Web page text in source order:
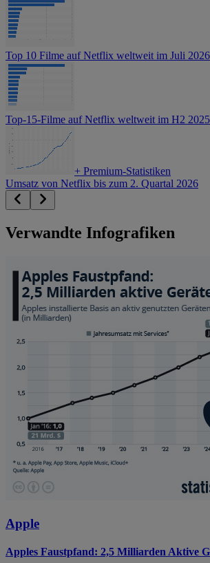
Top 10 Filme auf Netflix weltweit im Juli 2026
Top-15-Filme auf Netflix weltweit im H2 2025
+ Premium-Statistiken
Umsatz von Netflix bis zum 2. Quartal 2026
Verwandte Infografiken
Apple
Apples Faustpfand: 2,5 Milliarden Aktive